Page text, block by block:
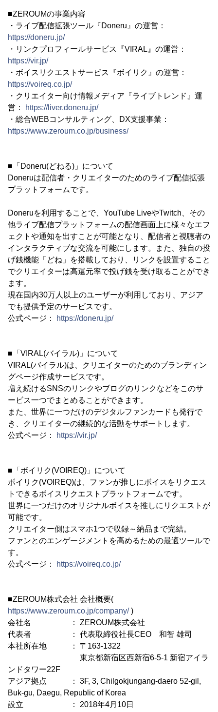
■ZEROUMの事業内容
・ライブ配信拡張ツール『Doneru』の運営：
https://doneru.jp/
・リンクプロフィールサービス『VIRAL』の運営：
https://vir.jp/
・ボイスリクエストサービス『ボイリク』の運営：
https://voireq.co.jp/
・クリエイター向け情報メディア『ライブトレンド』運
営：
https://liver.doneru.jp/
・総合WEBコンサルティング、DX支援事業：
https://www.zeroum.co.jp/business/
■「Doneru(どねる)」について
Doneruは配信者・クリエイターのためのライブ配信拡張
プラットフォームです。
Doneruを利用することで、YouTube LiveやTwitch、その
他ライブ配信プラットフォームの配信画面上に様々なエフ
ェクトや通知を出すことが可能となり、配信者と視聴者の
インタラクティブな交流を可能にします。また、独自の投
げ銭機能「どね」を搭載しており、リンクを設置すること
でクリエイターは高還元率で投げ銭を受け取ることができ
ます。
現在国内30万人以上のユーザーが利用しており、アジア
でも提供予定のサービスです。
公式ページ：
https://doneru.jp/
■「VIRAL(バイラル)」について
VIRAL(バイラル)は、クリエイターのためのブランディン
グページ作成サービスです。
増え続けるSNSのリンクやブログのリンクなどをこのサ
ービス一つでまとめることができます。
また、世界に一つだけのデジタルファンカードも発行で
き、クリエイターの継続的な活動をサポートします。
公式ページ：
https://vir.jp/
■「ボイリク(VOIREQ)」について
ボイリク(VOIREQ)は、ファンが推しにボイスをリクエス
トできるボイスリクエストプラットフォームです。
世界に一つだけのオリジナルボイスを推しにリクエストが
可能です。
クリエイター側はスマホ1つで収録～納品まで完結。
ファンとのエンゲージメントを高めるための最適ツールで
す。
公式ページ：
https://voireq.co.jp/
■ZEROUM株式会社 会社概要(
https://www.zeroum.co.jp/company/)
会社名 ： ZEROUM株式会社
代表者 ： 代表取締役社長CEO 和智 雄司
本社所在地 ： 〒163-1322
東京都新宿区西新宿6-5-1 新宿アイラ
ンドタワー22F
アジア拠点 ： 3F, 3, Chilgokjungang-daero 52-gil,
Buk-gu, Daegu, Republic of Korea
設立 ： 2018年4月10日